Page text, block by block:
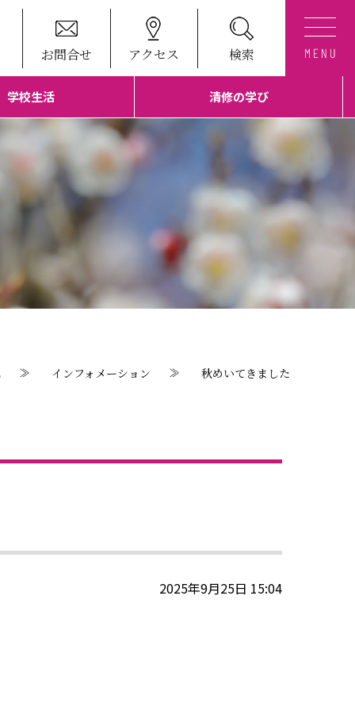
お問合せ アクセス 検索
学校生活 清修の学び
インフォメーション 秋めいてきました
2025年9月25日 15:04